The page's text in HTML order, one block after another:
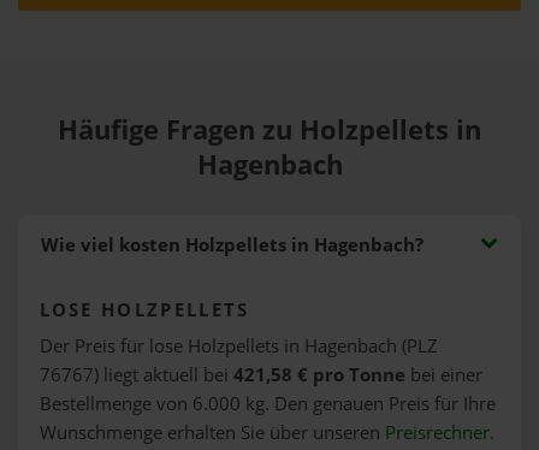
Häufige Fragen zu Holzpellets in
Hagenbach
Wie viel kosten Holzpellets in Hagenbach?
LOSE HOLZPELLETS
Der Preis für lose Holzpellets in Hagenbach (PLZ
76767) liegt aktuell bei 421,58 € pro Tonne bei einer
Bestellmenge von 6.000 kg. Den genauen Preis für Ihre
Wunschmenge erhalten Sie über unseren Preisrechner.